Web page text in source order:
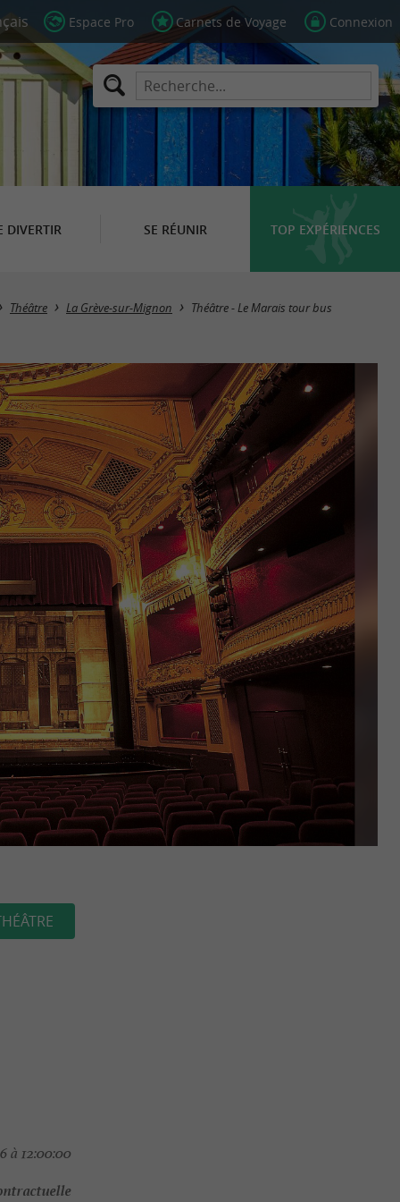
Espace Pro Carnets de Voyage Connexion
DIVERTIR SE RÉUNIR TOP EXPÉRIENCES
Théâtre La Grève-sur-Mignon Théâtre - Le Marais tour bus
à 12:00:00